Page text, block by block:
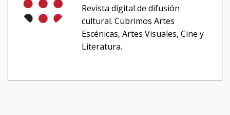
Revista digital de difusión
cultural. Cubrimos Artes
Escénicas, Artes Visuales, Cine y
Literatura.